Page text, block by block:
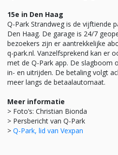
15e in Den Haag
Q-Park Strandweg is de vijftiende
Den Haag. De garage is 24/7
bezoekers zijn er aantrekkelijke
q-park.nl. Vanzelfsprekend kan er
met de Q-Park app. De slagboom
in- en uitrijden. De betaling volgt
meer langs de betaalautomaat.
Meer informatie
> Foto’s: Christian Bionda
> Persbericht van Q-Park
> Q-Park, lid van Vexpan